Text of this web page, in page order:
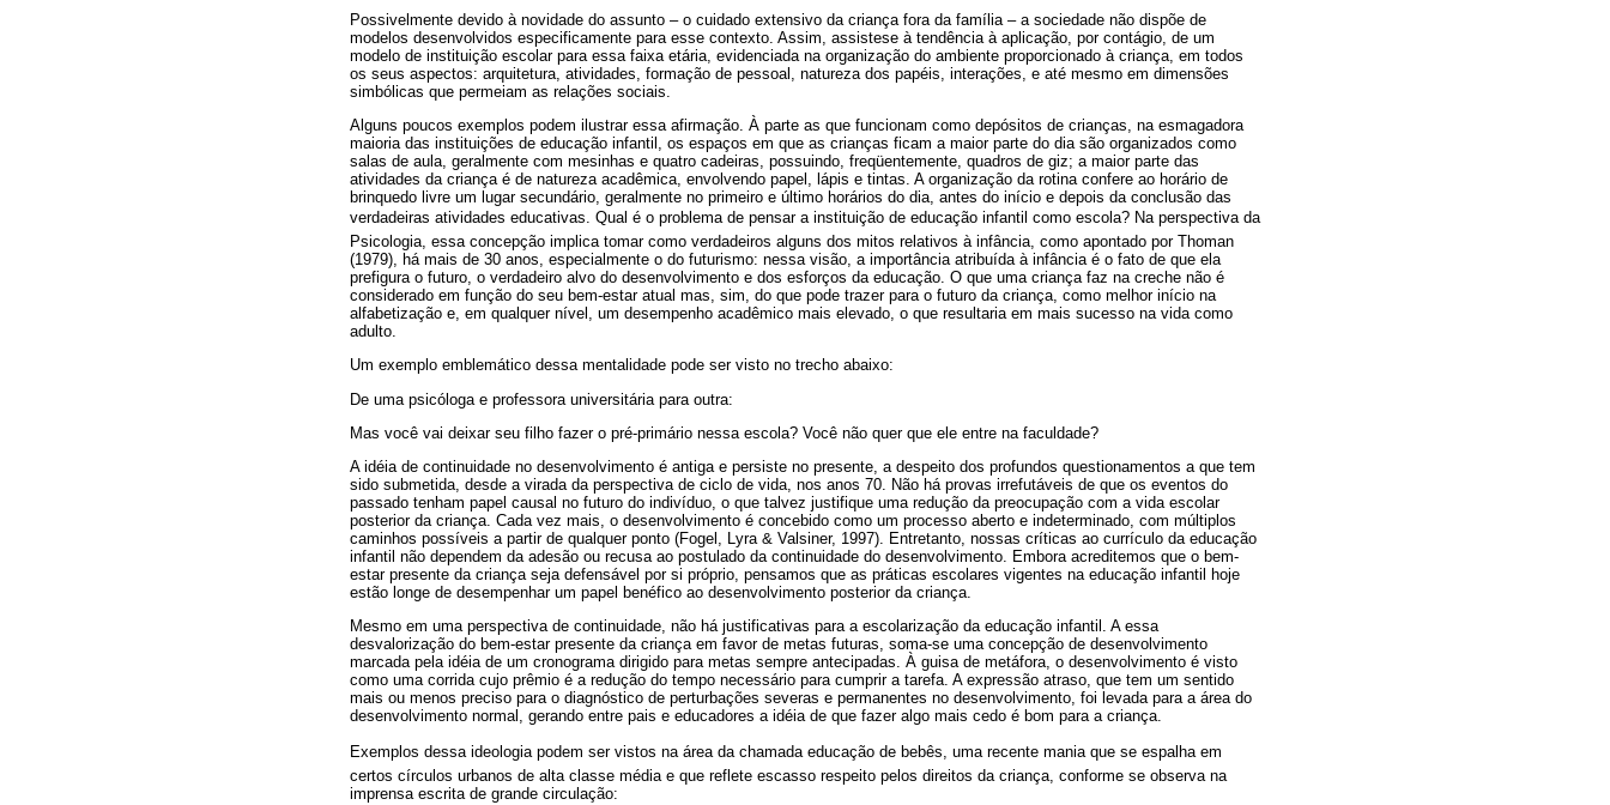
Possivelmente devido à novidade do assunto – o cuidado extensivo da criança fora da família – a sociedade não dispõe de
modelos desenvolvidos especificamente para esse contexto. Assim, assistese à tendência à aplicação, por contágio, de um
modelo de instituição escolar para essa faixa etária, evidenciada na organização do ambiente proporcionado à criança, em todos
os seus aspectos: arquitetura, atividades, formação de pessoal, natureza dos papéis, interações, e até mesmo em dimensões
simbólicas que permeiam as relações sociais.
Alguns poucos exemplos podem ilustrar essa afirmação. À parte as que funcionam como depósitos de crianças, na esmagadora
maioria das instituições de educação infantil, os espaços em que as crianças ficam a maior parte do dia são organizados como
salas de aula, geralmente com mesinhas e quatro cadeiras, possuindo, freqüentemente, quadros de giz; a maior parte das
atividades da criança é de natureza acadêmica, envolvendo papel, lápis e tintas. A organização da rotina confere ao horário de
brinquedo livre um lugar secundário, geralmente no primeiro e último horários do dia, antes do início e depois da conclusão das
verdadeiras atividades educativas. Qual é o problema de pensar a instituição de educação infantil como escola? Na perspectiva da
Psicologia, essa concepção implica tomar como verdadeiros alguns dos mitos relativos à infância, como apontado por Thoman
(1979), há mais de 30 anos, especialmente o do futurismo: nessa visão, a importância atribuída à infância é o fato de que ela
prefigura o futuro, o verdadeiro alvo do desenvolvimento e dos esforços da educação. O que uma criança faz na creche não é
considerado em função do seu bem-estar atual mas, sim, do que pode trazer para o futuro da criança, como melhor início na
alfabetização e, em qualquer nível, um desempenho acadêmico mais elevado, o que resultaria em mais sucesso na vida como
adulto.
Um exemplo emblemático dessa mentalidade pode ser visto no trecho abaixo:
De uma psicóloga e professora universitária para outra:
Mas você vai deixar seu filho fazer o pré-primário nessa escola? Você não quer que ele entre na faculdade?
A idéia de continuidade no desenvolvimento é antiga e persiste no presente, a despeito dos profundos questionamentos a que tem
sido submetida, desde a virada da perspectiva de ciclo de vida, nos anos 70. Não há provas irrefutáveis de que os eventos do
passado tenham papel causal no futuro do indivíduo, o que talvez justifique uma redução da preocupação com a vida escolar
posterior da criança. Cada vez mais, o desenvolvimento é concebido como um processo aberto e indeterminado, com múltiplos
caminhos possíveis a partir de qualquer ponto (Fogel, Lyra & Valsiner, 1997). Entretanto, nossas críticas ao currículo da educação
infantil não dependem da adesão ou recusa ao postulado da continuidade do desenvolvimento. Embora acreditemos que o bem-
estar presente da criança seja defensável por si próprio, pensamos que as práticas escolares vigentes na educação infantil hoje
estão longe de desempenhar um papel benéfico ao desenvolvimento posterior da criança.
Mesmo em uma perspectiva de continuidade, não há justificativas para a escolarização da educação infantil. A essa
desvalorização do bem-estar presente da criança em favor de metas futuras, soma-se uma concepção de desenvolvimento
marcada pela idéia de um cronograma dirigido para metas sempre antecipadas. À guisa de metáfora, o desenvolvimento é visto
como uma corrida cujo prêmio é a redução do tempo necessário para cumprir a tarefa. A expressão atraso, que tem um sentido
mais ou menos preciso para o diagnóstico de perturbações severas e permanentes no desenvolvimento, foi levada para a área do
desenvolvimento normal, gerando entre pais e educadores a idéia de que fazer algo mais cedo é bom para a criança.
Exemplos dessa ideologia podem ser vistos na área da chamada educação de bebês, uma recente mania que se espalha em
certos círculos urbanos de alta classe média e que reflete escasso respeito pelos direitos da criança, conforme se observa na
imprensa escrita de grande circulação: